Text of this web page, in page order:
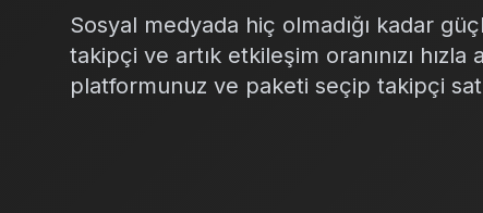
Sosyal medyada hiç olmadığı kadar
takipçi ve artık etkileşim oranınızı hızla
platformunuz ve paketi seçip takipçi